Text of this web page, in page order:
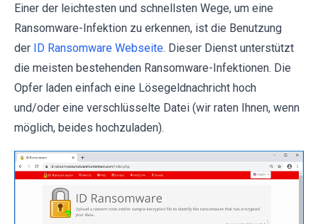
Einer der leichtesten und schnellsten Wege, um eine
Ransomware-Infektion zu erkennen, ist die Benutzung
der ID Ransomware Webseite. Dieser Dienst unterstützt
die meisten bestehenden Ransomware-Infektionen. Die
Opfer laden einfach eine Lösegeldnachricht hoch
und/oder eine verschlüsselte Datei (wir raten Ihnen, wenn
möglich, beides hochzuladen).